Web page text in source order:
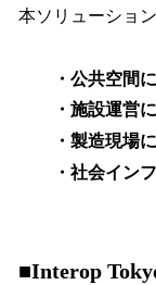
本ソリューショ
・公共空間に
・施設運営に
・製造現場に
・社会インフ
■Interop